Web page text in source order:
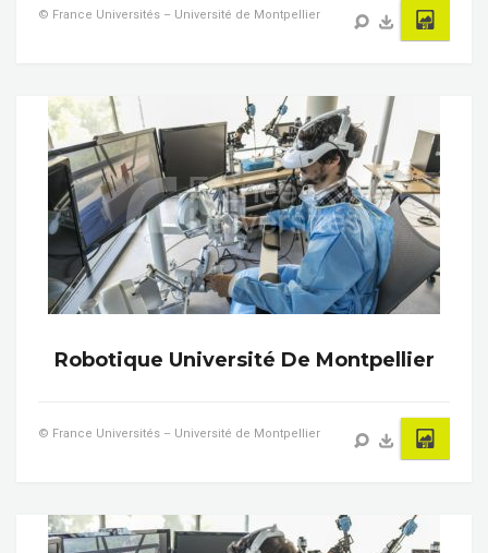
© France Universités – Université de Montpellier
Robotique Université De Montpellier
© France Universités – Université de Montpellier